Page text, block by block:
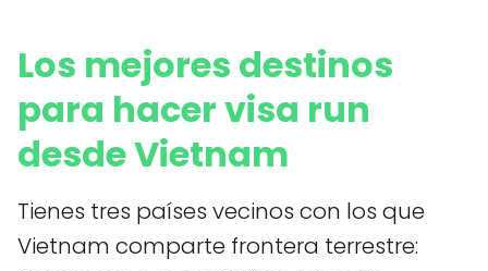
Los mejores destinos
para hacer visa run
desde Vietnam
Tienes tres países vecinos con los que
Vietnam comparte frontera terrestre: